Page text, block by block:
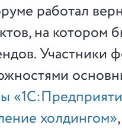
работал
на котором
Участники
холдингом»